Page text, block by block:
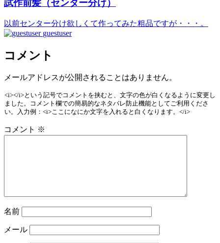
試作前髪（センター分け）
以前センター分け欲しくて作ってみた粗品ですが・・・。
guestuser
コメント
メールアドレスが公開されることはありません。
<i></i>という記号でコメントを挟むと、文字の色が白くなるように変更し
ました。コメント欄での簡易的なネタバレ防止機能としてご利用くださ
い。入力例：<i>ここになにか文字を入れると白くなります。</i>
コメント ※
名前
メール